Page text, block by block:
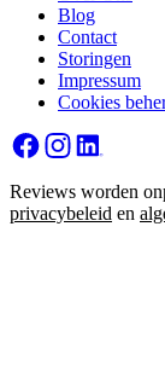
Blog
Contact
Storingen
Impressum
Cookies
Reviews worden
privacybeleid en